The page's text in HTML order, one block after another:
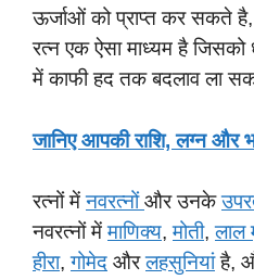
ऊर्जाओं को प्राप्त कर सकते है,
रत्न एक ऐसा माध्यम है
में काफी हद तक बदलाव ला
जानिए आपकी राशि, लग्न और
रत्नों मेंनवरत्नोंऔर उनके
नवरत्नों मेंमाणिक्य,मोती,लाल
हीरा,गोमेद औरलहसुनियांहै,